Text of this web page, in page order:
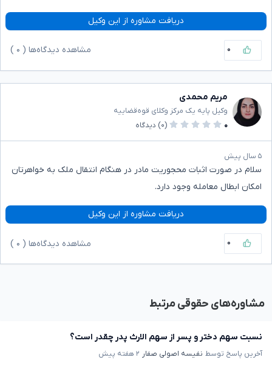
دریافت مشاوره از این وکیل
۰ مشاهده دیدگاه‌ها ( ۰
مریم محمدی
وکیل پایه یک مرکز وکلای قوه‌قضاییه
۰
(۰) دیدگاه
۵ سال پیش
سلام در صورت اثبات محجوریت مادر در هنگام انتقال ملک به خواهرتان
امکان ابطال معامله وجود دارد.
دریافت مشاوره از این وکیل
۰ مشاهده دیدگاه‌ها ( ۰
مشاوره‌های حقوقی مرتبط
نسبت سهم دختر و پسر از سهم الارث پدر چقدر است؟
آخرین پاسخ توسط نفیسه اصولی صفار ۲ هفته پیش